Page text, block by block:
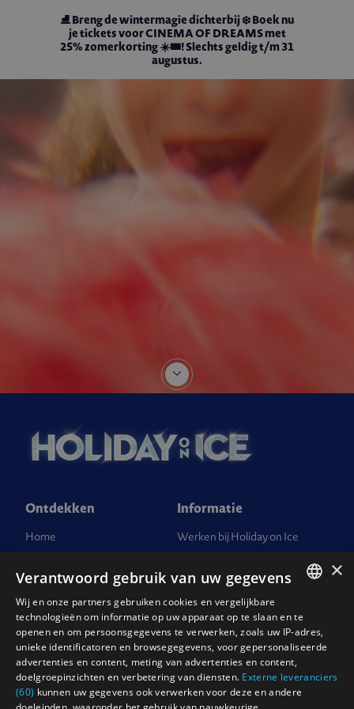
⛸️ Breng de wintermagie dichterbij ❄️ Boeknu
je tickets voorCINEMA OF DREAMSmet
25% zomerkorting☀️🎟️! Slechts geldig t/m 31
augustus.
Ontdekken
Home
FAQ
Groepsarrangementen
Geef Holiday on Ice cadeau
Duurzaamheid bij Holiday on
Ice
Informatie
Werken bij Holiday on Ice
Vragen over tickets
Contact
Algemene Voorwaarden
Privacy Policy
Corporate compliance
ENGLISH
NEDERLANDS
DEUTSCH
FRANCAIS
×
Verantwoord gebruik van uw gegevens
Wij en onze partners gebruiken cookies en vergelijkbare
technologieën om informatie op uw apparaat op te slaan en te
openen en om persoonsgegevens te verwerken, zoals uw IP-adres,
unieke identificatoren en browsegegevens, voor gepersonaliseerde
advertenties en content, meting van advertenties en content,
doelgroepinzichten en verbetering van diensten. Externe leveranciers
(60) kunnen uw gegevens ook verwerken voor deze en andere